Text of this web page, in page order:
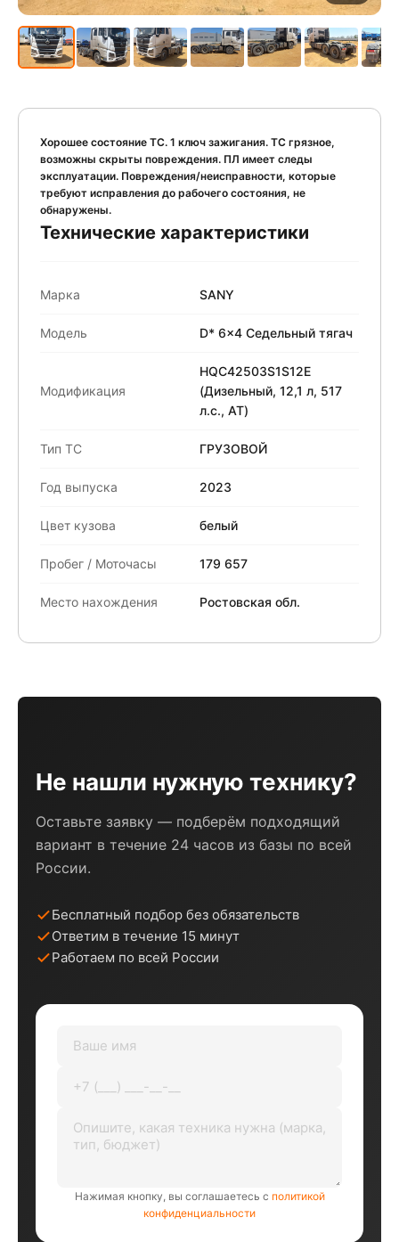
Хорошее состояние ТС. 1 ключ зажигания. ТС грязное,
возможны скрыты повреждения. ПЛ имеет следы
эксплуатации. Повреждения/неисправности, которые
требуют исправления до рабочего состояния, не
обнаружены.
Технические характеристики
Марка SANY
Модель D* 6x4 Седельный тягач
Модификация
HQC42503S1S12E
(Дизельный, 12,1 л, 517
л.с., АТ)
Тип ТС ГРУЗОВОЙ
Год выпуска 2023
Цвет кузова белый
Пробег / Моточасы 179 657
Место нахождения Ростовская обл.
Не нашли нужную технику?
Оставьте заявку — подберём подходящий
вариант в течение 24 часов из базы по всей
России.
Бесплатный подбор без обязательств
Ответим в течение 15 минут
Работаем по всей России
Нажимая кнопку, вы соглашаетесь с политикой
конфиденциальности